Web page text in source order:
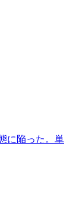
に陥った。単